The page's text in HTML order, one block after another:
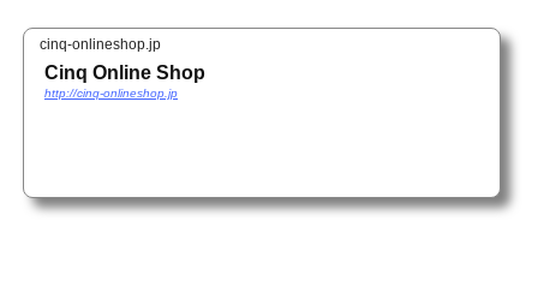
cinq-onlineshop.jp
Cinq Online Shop
http://cinq-onlineshop.jp